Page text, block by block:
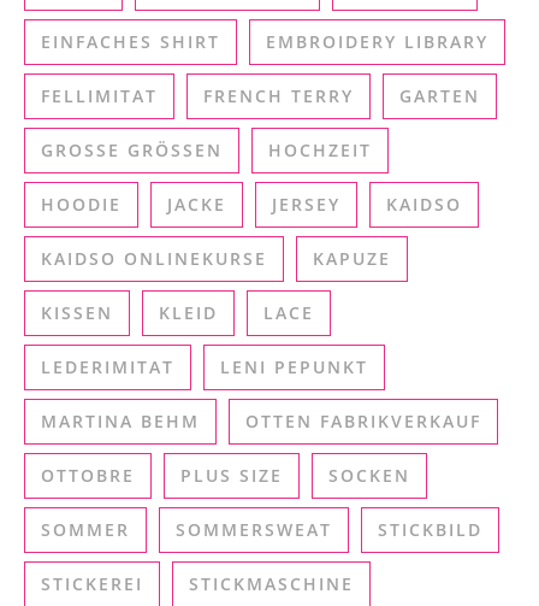
EINFACHES SHIRT EMBROIDERY LIBRARY
FELLIMITAT FRENCH TERRY GARTEN
GROSSE GRÖSSEN HOCHZEIT
HOODIE JACKE JERSEY KAIDSO
KAIDSO ONLINEKURSE KAPUZE
KISSEN KLEID LACE
LEDERIMITAT LENI PEPUNKT
MARTINA BEHM OTTEN FABRIKVERKAUF
OTTOBRE PLUS SIZE SOCKEN
SOMMER SOMMERSWEAT STICKBILD
STICKEREI STICKMASCHINE